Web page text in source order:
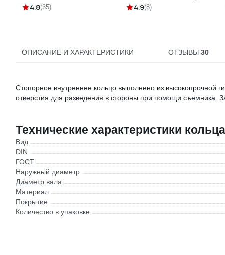
4.8(35)
суппортов) в блистере
4.9(8)
ОПИСАНИЕ И ХАРАКТЕРИСТИКИ ОТЗЫВЫ30
Стопорное внутреннее кольцо выполнено из высокопрочной
отверстия для разведения в стороны при помощи съемника.
Технические характеристики
Вид
DIN
ГОСТ
Наружный диаметр
Диаметр вала
Материал
Покрытие
Количество в упаковке